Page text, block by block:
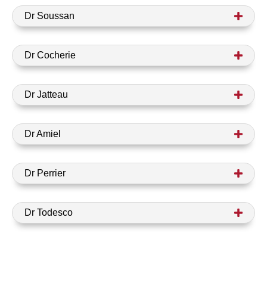
Dr Soussan
Dr Cocherie
Dr Jatteau
Dr Amiel
Dr Perrier
Dr Todesco